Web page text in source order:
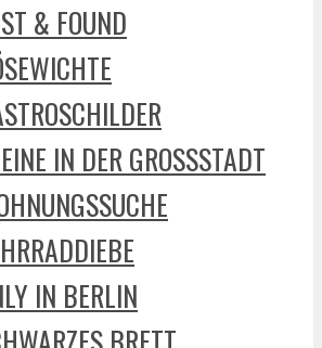
& FOUND
IN DER GROSSSTADT
IN BERLIN